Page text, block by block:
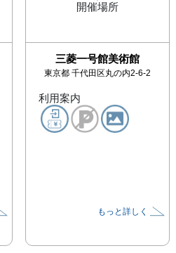
開催場所
三菱一号館美術館
東京都 千代田区丸の内2-6-2
利用案内
もっと詳しく